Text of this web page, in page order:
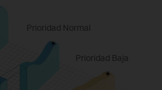
Prioridad Normal
Prioridad Baja